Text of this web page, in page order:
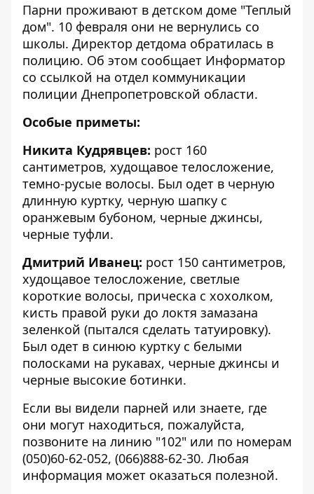
Парни проживают в детском доме "Теплый
дом". 10 февраля они не вернулись со
школы. Директор детдома обратилась в
полицию. Об этом сообщает Информатор
со ссылкой на отдел коммуникации
полиции Днепропетровской области.
Особые приметы:
Никита Кудрявцев: рост 160
сантиметров, худощавое телосложение,
темно-русые волосы. Был одет в черную
длинную куртку, черную шапку с
оранжевым бубоном, черные джинсы,
черные туфли.
Дмитрий Иванец: рост 150 сантиметров,
худощавое телосложение, светлые
короткие волосы, прическа с хохолком,
кисть правой руки до локтя замазана
зеленкой (пытался сделать татуировку).
Был одет в синюю куртку с белыми
полосками на рукавах, черные джинсы и
черные высокие ботинки.
Если вы видели парней или знаете, где
они могут находиться, пожалуйста,
позвоните на линию "102" или по номерам
(050)60-62-052, (066)888-62-30. Любая
информация может оказаться полезной.